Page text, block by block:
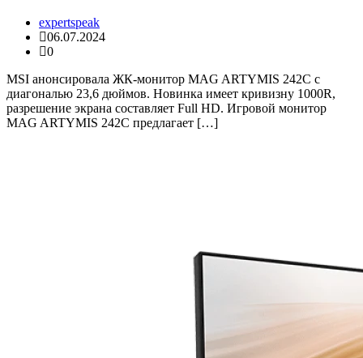
expertspeak
06.07.2024
0
MSI анонсировала ЖК-монитор MAG ARTYMIS 242C с
диагональю 23,6 дюймов. Новинка имеет кривизну 1000R,
разрешение экрана составляет Full HD. Игровой монитор
MAG ARTYMIS 242C предлагает […]